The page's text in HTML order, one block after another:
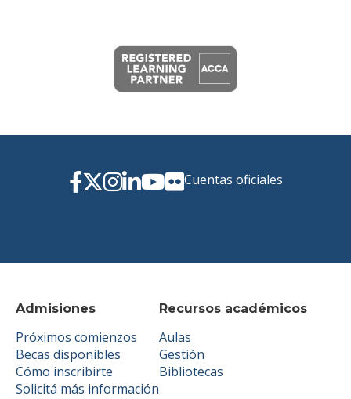
Admisiones
Próximos comienzos
Becas disponibles
Cómo inscribirte
Solicitá más información
Recursos académicos
Aulas
Gestión
Bibliotecas
Cuentas oficiales